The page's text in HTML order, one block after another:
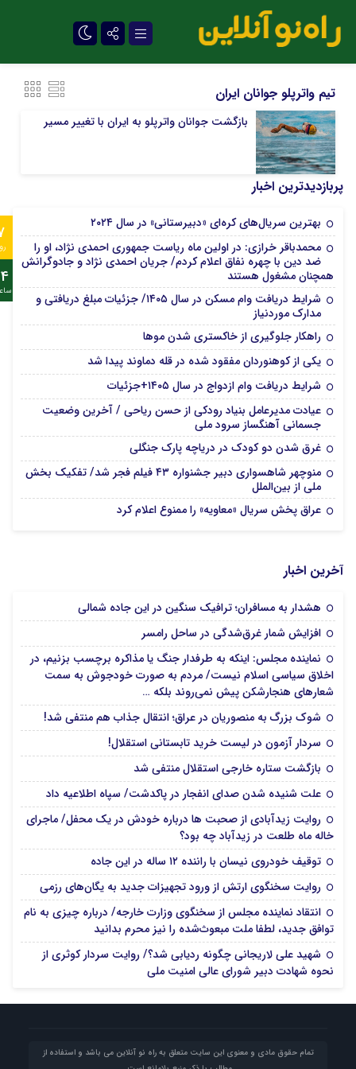
تیم واترپلو جوانان ایران
بازگشت جوانان واترپلو به ایران با تغییر مسیر
پربازدیدترین اخبار
بهترین سریال‌های کره‌ای «دبیرستانی» در سال ۲۰۲۴
محمدباقر خرازی: در اولین ماه ریاست جمهوری احمدی نژاد، او را
ضد دین با چهره نفاق اعلام کردم/ جریان احمدی نژاد و جادوگرانش
همچنان مشغول هستند
شرایط دریافت وام مسکن در سال ۱۴۰۵/ جزئیات مبلغ دریافتی و
مدارک موردنیاز
راهکار جلوگیری از خاکستری شدن موها
یکی از کوهنوردان مفقود شده در قله دماوند پیدا شد
شرایط دریافت وام ازدواج در سال ۱۴۰۵+جزئیات
عیادت مدیرعامل بنیاد رودکی از حسن ریاحی / آخرین وضعیت
جسمانی آهنگساز سرود ملی
غرق شدن دو کودک در دریاچه پارک جنگلی
منوچهر شاهسواری دبیر جشنواره ۴۳ فیلم فجر شد/ تفکیک بخش
ملی از بین‌الملل
عراق پخش سریال «معاویه» را ممنوع اعلام کرد
آخرین اخبار
هشدار به مسافران؛ ترافیک سنگین در این جاده شمالی
افزایش شمار غرق‌شدگی در ساحل رامسر
نماینده مجلس: اینکه به طرفدار جنگ یا مذاکره برچسب بزنیم، در
اخلاق سیاسی اسلام نیست/ مردم به صورت خودجوش به سمت
شعارهای هنجارشکن پیش نمی‌روند بلکه …
شوک بزرگ به منصوریان در عراق؛ انتقال جذاب هم منتفی شد!
سردار آزمون در لیست خرید تابستانی استقلال!
بازگشت ستاره خارجی استقلال منتفی شد
علت شنیده شدن صدای انفجار در پاکدشت/ سپاه اطلاعیه داد
روایت زیدآبادی از صحبت ها درباره خودش در یک محفل/ ماجرای
خاله ماه طلعت در زیدآباد چه بود؟
توقیف خودروی نیسان با راننده ۱۲ ساله در این جاده
روایت سخنگوی ارتش از ورود تجهیزات جدید به یگان‌های رزمی
انتقاد نماینده مجلس از سخنگوی وزارت خارجه/ درباره چیزی به نام
توافق جدید، لطفا ملت مبعوث‌شده را نیز محرم بدانید
شهید علی لاریجانی چگونه ردیابی شد؟/ روایت سردار کوثری از
نحوه شهادت دبیر شورای عالی امنیت ملی
تمام حقوق مادی و معنوی این سایت متعلق به راه نو آنلاین می باشد و استفاده از